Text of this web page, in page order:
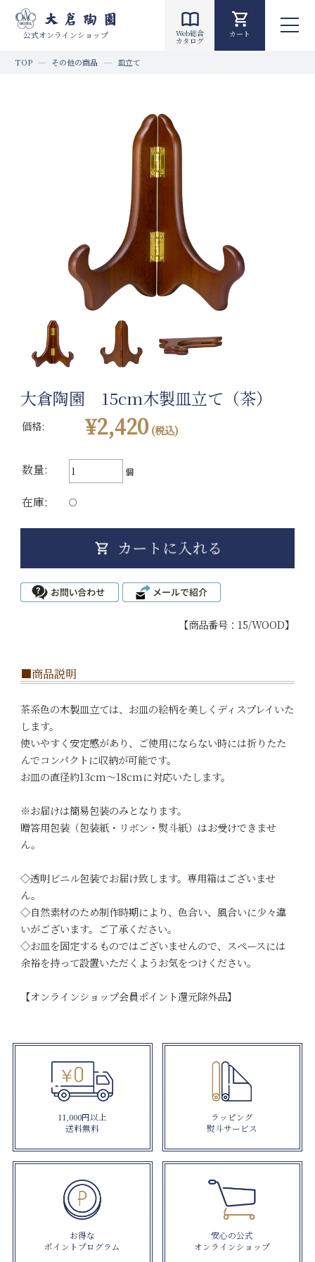
公式オンラインショップ Web総合
カタログ
カート
TOP その他の商品 皿立て
大倉陶園 15cm木製皿立て（茶）
価格: ¥2,420 (税込)
数量: 個
在庫: ○
【商品番号：15/WOOD】
■商品説明
茶系色の木製皿立ては、お皿の絵柄を美しくディスプレイいた
します。
使いやすく安定感があり、ご使用にならない時には折りたた
んでコンパクトに収納が可能です。
お皿の直径約13cm～18cmに対応いたします。
※お届けは簡易包装のみとなります。
贈答用包装（包装紙・リボン・熨斗紙）はお受けできませ
ん。
◇透明ビニル包装でお届け致します。専用箱はございませ
ん。
◇自然素材のため制作時期により、色合い、風合いに少々違
いがございます。ご了承ください。
◇お皿を固定するものではございませんので、スペースには
余裕を持って設置いただくようお気をつけください。
【オンラインショップ会員ポイント還元除外品】
11,000円以上
送料無料
ラッピング
熨斗サービス
お得な
ポイントプログラム
安心の公式
オンラインショップ